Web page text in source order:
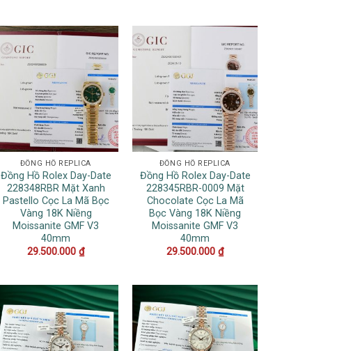
ĐỒNG HỒ REPLICA
Đồng Hồ Rolex Day-Date
228348RBR Mặt Xanh
Pastello Cọc La Mã Bọc
Vàng 18K Niềng
Moissanite GMF V3
40mm
29.500.000 ₫
ĐỒNG HỒ REPLICA
Đồng Hồ Rolex Day-Date
228345RBR-0009 Mặt
Chocolate Cọc La Mã
Bọc Vàng 18K Niềng
Moissanite GMF V3
40mm
29.500.000 ₫